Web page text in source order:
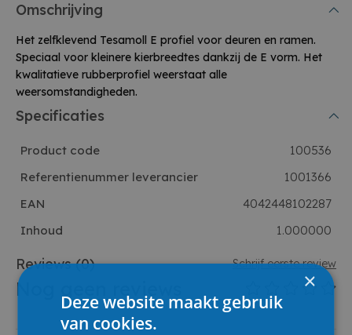
Omschrijving
Het zelfklevend Tesamoll E profiel voor deuren en ramen.
Speciaal voor kleinere kierbreedtes dankzij de E vorm. Het
kwalitatieve rubberprofiel weerstaat alle
weersomstandigheden.
Specificaties
Product code
100536
Referentienummer leverancier
1001366
EAN
4042448102287
Inhoud
1.000000
Reviews(0) Schrijf eerste review
Nog geen reviews ×
Deze website maakt gebruik
van cookies.